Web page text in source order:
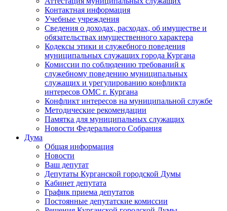
Контактная информация
Учебные учреждения
Сведения о доходах, расходах, об имуществе и
обязательствах имущественного характера
Кодексы этики и служебного поведения
муниципальных служащих города Кургана
Комиссии по соблюдению требований к
служебному поведению муниципальных
служащих и урегулированию конфликта
интересов ОМС г. Кургана
Конфликт интересов на муниципальной службе
Методические рекомендации
Памятка для муниципальных служащих
Новости Федерального Cобрания
Дума
Общая информация
Новости
Ваш депутат
Депутаты Курганской городской Думы
Кабинет депутата
График приема депутатов
Постоянные депутатские комиссии